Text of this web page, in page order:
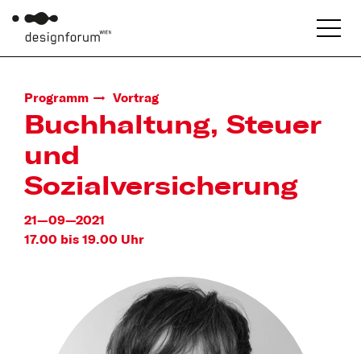
Programm Vortrag
Buchhaltung, Steuer
und
Sozialversicherung
21—09—2021
17.00 bis 19.00 Uhr